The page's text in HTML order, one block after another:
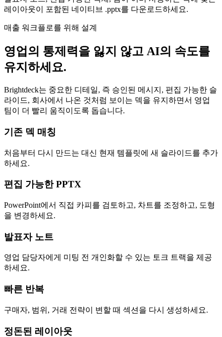
레이아웃이 포함된 네이티브 .pptx를 다운로드하세요.
매출 워크플로를 위해 설계
영업의 통제력을 잃지 않고 AI의 속도를
유지하세요.
Brightdeck는 중요한 디테일, 즉 승인된 메시지, 편집 가능한 슬
라이드, 회사에서 나온 것처럼 보이는 덱을 유지하면서 영업
팀이 더 빨리 움직이도록 돕습니다.
기존 덱 매칭
처음부터 다시 만드는 대신 현재 템플릿에 새 슬라이드를 추가
하세요.
편집 가능한 PPTX
PowerPoint에서 직접 카피를 검토하고, 차트를 조정하고, 도형
을 변경하세요.
발표자 노트
영업 담당자에게 미팅 전 개인화할 수 있는 토크 트랙을 제공
하세요.
빠른 반복
구매자, 범위, 거래 전략이 변할 때 섹션을 다시 생성하세요.
정돈된 레이아웃